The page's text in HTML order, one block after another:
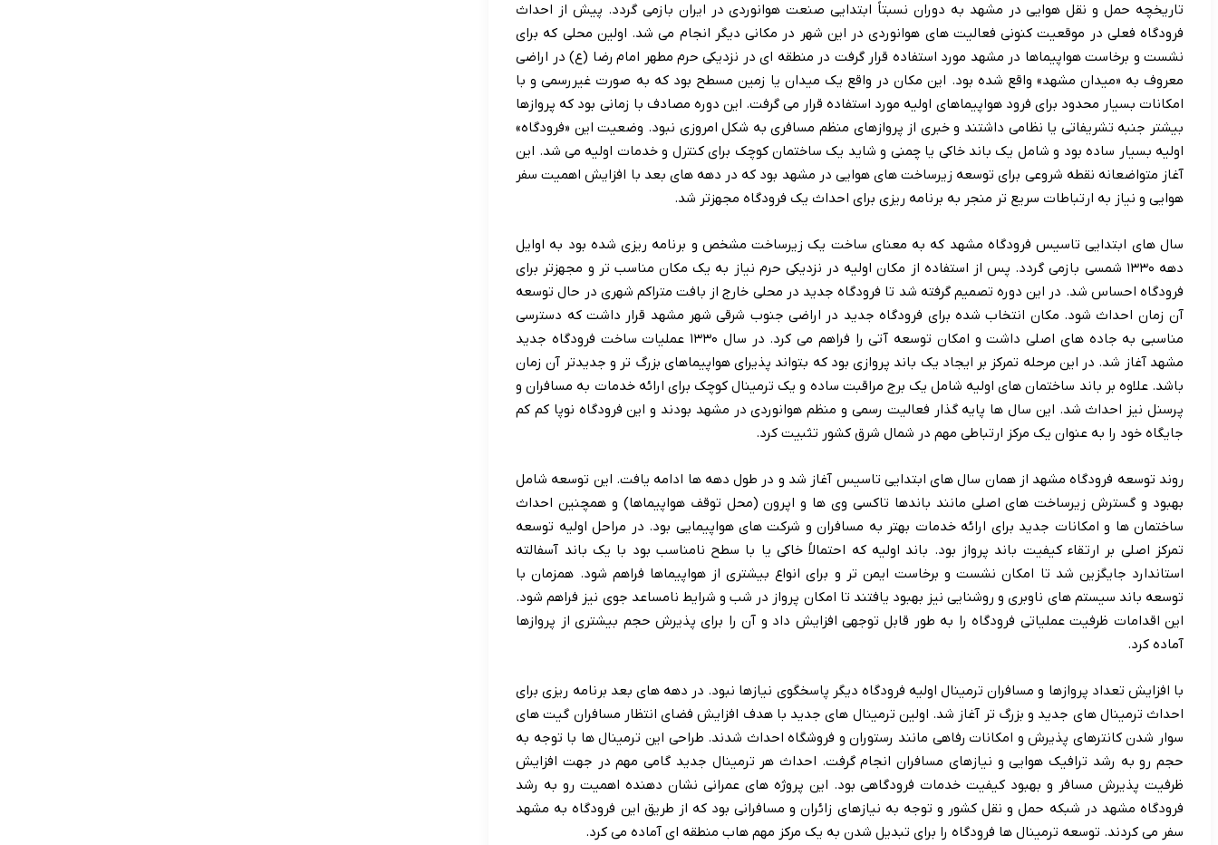
تاریخچه حمل و نقل هوایی در مشهد به دوران نسبتاً ابتدایی صنعت هوانوردی در ایران بازمی گردد. پیش از احداث
فرودگاه فعلی در موقعیت کنونی فعالیت های هوانوردی در این شهر در مکانی دیگر انجام می شد. اولین محلی که برای
نشست و برخاست هواپیماها در مشهد مورد استفاده قرار گرفت در منطقه ای در نزدیکی حرم مطهر امام رضا (ع) در اراضی
معروف به «میدان مشهد» واقع شده بود. این مکان در واقع یک میدان یا زمین مسطح بود که به صورت غیررسمی و با
امکانات بسیار محدود برای فرود هواپیماهای اولیه مورد استفاده قرار می گرفت. این دوره مصادف با زمانی بود که پروازها
بیشتر جنبه تشریفاتی یا نظامی داشتند و خبری از پروازهای منظم مسافری به شکل امروزی نبود. وضعیت این «فرودگاه»
اولیه بسیار ساده بود و شامل یک باند خاکی یا چمنی و شاید یک ساختمان کوچک برای کنترل و خدمات اولیه می شد. این
آغاز متواضعانه نقطه شروعی برای توسعه زیرساخت های هوایی در مشهد بود که در دهه های بعد با افزایش اهمیت سفر
هوایی و نیاز به ارتباطات سریع تر منجر به برنامه ریزی برای احداث یک فرودگاه مجهزتر شد.
سال های ابتدایی تاسیس فرودگاه مشهد که به معنای ساخت یک زیرساخت مشخص و برنامه ریزی شده بود به اوایل
دهه ۱۳۳۰ شمسی بازمی گردد. پس از استفاده از مکان اولیه در نزدیکی حرم نیاز به یک مکان مناسب تر و مجهزتر برای
فرودگاه احساس شد. در این دوره تصمیم گرفته شد تا فرودگاه جدید در محلی خارج از بافت متراکم شهری در حال توسعه
آن زمان احداث شود. مکان انتخاب شده برای فرودگاه جدید در اراضی جنوب شرقی شهر مشهد قرار داشت که دسترسی
مناسبی به جاده های اصلی داشت و امکان توسعه آتی را فراهم می کرد. در سال ۱۳۳۰ عملیات ساخت فرودگاه جدید
مشهد آغاز شد. در این مرحله تمرکز بر ایجاد یک باند پروازی بود که بتواند پذیرای هواپیماهای بزرگ تر و جدیدتر آن زمان
باشد. علاوه بر باند ساختمان های اولیه شامل یک برج مراقبت ساده و یک ترمینال کوچک برای ارائه خدمات به مسافران و
پرسنل نیز احداث شد. این سال ها پایه گذار فعالیت رسمی و منظم هوانوردی در مشهد بودند و این فرودگاه نوپا کم کم
جایگاه خود را به عنوان یک مرکز ارتباطی مهم در شمال شرق کشور تثبیت کرد.
روند توسعه فرودگاه مشهد از همان سال های ابتدایی تاسیس آغاز شد و در طول دهه ها ادامه یافت. این توسعه شامل
بهبود و گسترش زیرساخت های اصلی مانند باندها تاکسی وی ها و اپرون (محل توقف هواپیماها) و همچنین احداث
ساختمان ها و امکانات جدید برای ارائه خدمات بهتر به مسافران و شرکت های هواپیمایی بود. در مراحل اولیه توسعه
تمرکز اصلی بر ارتقاء کیفیت باند پرواز بود. باند اولیه که احتمالاً خاکی یا با سطح نامناسب بود با یک باند آسفالته
استاندارد جایگزین شد تا امکان نشست و برخاست ایمن تر و برای انواع بیشتری از هواپیماها فراهم شود. همزمان با
توسعه باند سیستم های ناوبری و روشنایی نیز بهبود یافتند تا امکان پرواز در شب و شرایط نامساعد جوی نیز فراهم شود.
این اقدامات ظرفیت عملیاتی فرودگاه را به طور قابل توجهی افزایش داد و آن را برای پذیرش حجم بیشتری از پروازها
آماده کرد.
با افزایش تعداد پروازها و مسافران ترمینال اولیه فرودگاه دیگر پاسخگوی نیازها نبود. در دهه های بعد برنامه ریزی برای
احداث ترمینال های جدید و بزرگ تر آغاز شد. اولین ترمینال های جدید با هدف افزایش فضای انتظار مسافران گیت های
سوار شدن کانترهای پذیرش و امکانات رفاهی مانند رستوران و فروشگاه احداث شدند. طراحی این ترمینال ها با توجه به
حجم رو به رشد ترافیک هوایی و نیازهای مسافران انجام گرفت. احداث هر ترمینال جدید گامی مهم در جهت افزایش
ظرفیت پذیرش مسافر و بهبود کیفیت خدمات فرودگاهی بود. این پروژه های عمرانی نشان دهنده اهمیت رو به رشد
فرودگاه مشهد در شبکه حمل و نقل کشور و توجه به نیازهای زائران و مسافرانی بود که از طریق این فرودگاه به مشهد
سفر می کردند. توسعه ترمینال ها فرودگاه را برای تبدیل شدن به یک مرکز مهم هاب منطقه ای آماده می کرد.